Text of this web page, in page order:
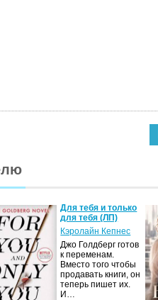
Для тебя и только
для тебя (ЛП)
Кэролайн Кепнес
Джо Голдберг готов
к переменам.
Вместо того чтобы
продавать книги, он
теперь пишет их.
И…